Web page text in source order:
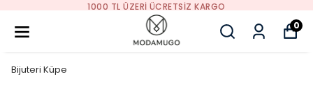
1000 TL ÜZERI ÜCRETSIZ KARGO
0
Bijuteri Küpe